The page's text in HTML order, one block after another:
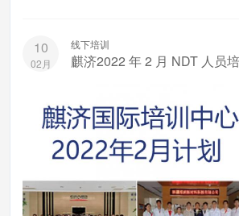
10
02月
线下培训
麒济2022 年 2 月 NDT 人员